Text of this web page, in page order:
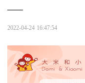
——
2022-04-24 16:47:54